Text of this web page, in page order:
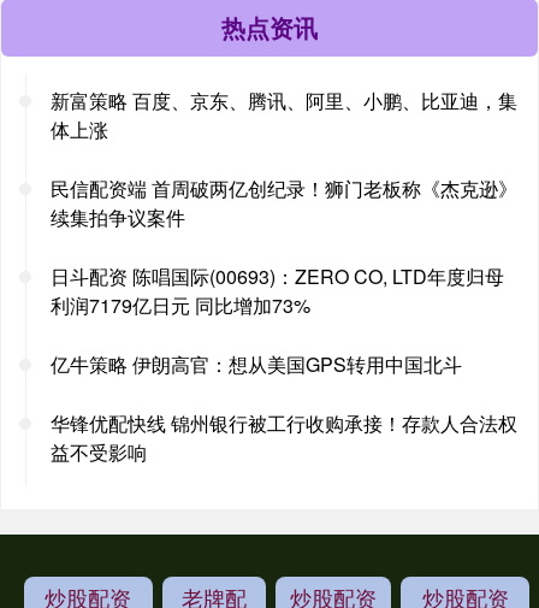
热点资讯
新富策略 百度、京东、腾讯、阿里、小鹏、比亚迪，集
体上涨
民信配资端 首周破两亿创纪录！狮门老板称《杰克逊》
续集拍争议案件
日斗配资 陈唱国际(00693)：ZERO CO, LTD年度归母
利润7179亿日元 同比增加73%
亿牛策略 伊朗高官：想从美国GPS转用中国北斗
华锋优配快线 锦州银行被工行收购承接！存款人合法权
益不受影响
炒股配资 老牌配 炒股配资 炒股配资